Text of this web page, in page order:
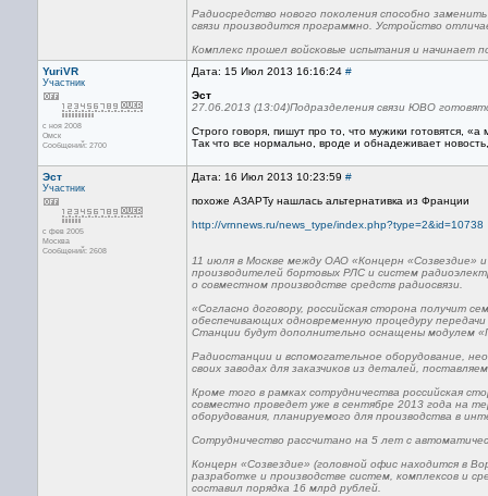
Радиосредство нового поколения способно
связи производится программно. Устройство
Комплекс прошел войсковые испытания и начинает
YuriVR
Участник
с ноя 2008
Омск
Сообщений: 2700
Дата: 15 Июл 2013 16:16:24 #
Эст
27.06.2013 (13:04)Подразделения связи ЮВО
Строго говоря, пишут про то, что мужики готовятся,
Так что все нормально, вроде и обнадеживает
Эст
Участник
с фев 2005
Москва
Сообщений: 2608
Дата: 16 Июл 2013 10:23:59 #
похоже АЗАРТу нашлась альтернативка из Франции
http://vrnnews.ru/news_type/index.php?type=2&id=10738
11 июля в Москве между ОАО «Концерн «Созвездие»
производителей бортовых РЛС и систем
о совместном производстве средств радиосвязи.
«Согласно договору, российская сторона получит
обеспечивающих одновременную процедуру
Станции будут дополнительно оснащены модулем
Радиостанции и вспомогательное оборудование,
своих заводах для заказчиков из деталей,
Кроме того в рамках сотрудничества российская
совместно проведет уже в сентябре 2013 года на
оборудования, планируемого для производства в
Сотрудничество рассчитано на 5 лет с
Концерн «Созвездие» (головной офис находится в
разработке и производстве систем, комплексов и
составил порядка 16 млрд рублей.